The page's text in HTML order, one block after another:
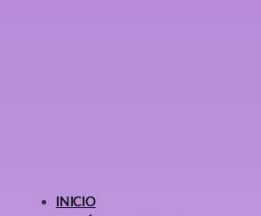
INICIO